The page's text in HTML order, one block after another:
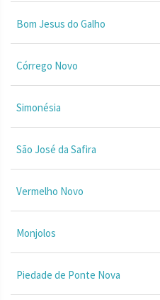
Bom Jesus do Galho
Córrego Novo
Simonésia
São José da Safira
Vermelho Novo
Monjolos
Piedade de Ponte Nova